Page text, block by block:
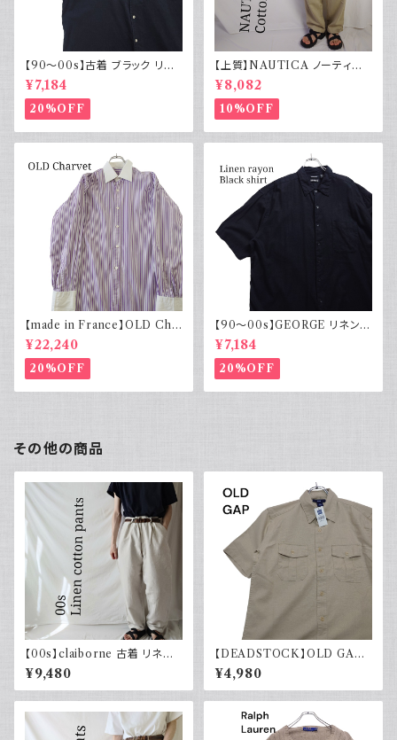
【90～00s】古着 ブラック リネ
ンコットンシャツ 黒 ボックスシ
ルエット
¥7,184
20%OFF
【上質】NAUTICA ノーティカ
コットンリネンパンツ ツータック
¥8,082
10%OFF
【made in France】OLD Cha
rvet ストライプ 切り替え 紫
¥22,240
20%OFF
【90～00s】GEORGE リネンレ
ーヨンシャツ 黒 ボックスシルエ
ット XL
¥7,184
20%OFF
その他の商品
【00s】claiborne 古着 リネン
コットンパンツ ツータック
¥9,480
【DEADSTOCK】OLD GAP
オールドギャップ コットンリネン
シャツ 半袖 タグ付き 00s 古着
¥4,980